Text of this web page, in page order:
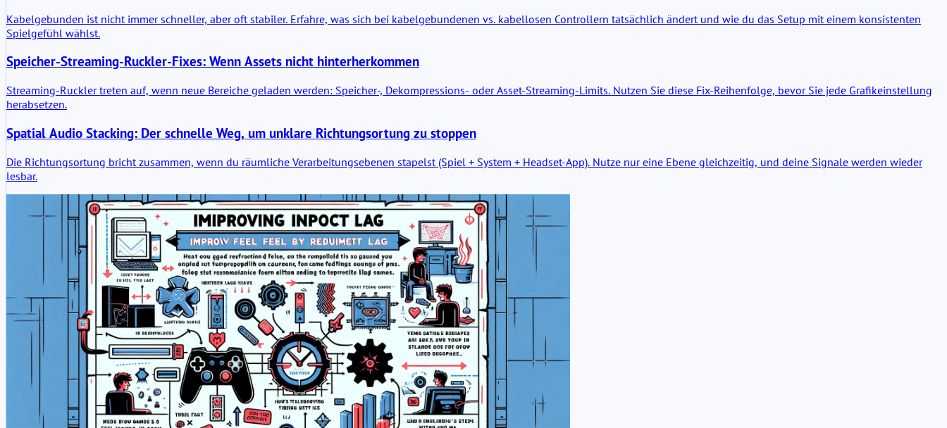
Kabelgebunden ist nicht immer schneller, aber oft stabiler. Erfahre, was sich bei kabelgebundenen vs. kabellosen Controllern tatsächlich ändert und wie du das Setup mit einem konsistenten
Spielgefühl wählst.
Speicher-Streaming-Ruckler-Fixes: Wenn Assets nicht hinterherkommen
Streaming-Ruckler treten auf, wenn neue Bereiche geladen werden: Speicher-, Dekompressions- oder Asset-Streaming-Limits. Nutzen Sie diese Fix-Reihenfolge, bevor Sie jede Grafikeinstellung
herabsetzen.
Spatial Audio Stacking: Der schnelle Weg, um unklare Richtungsortung zu stoppen
Die Richtungsortung bricht zusammen, wenn du räumliche Verarbeitungsebenen stapelst (Spiel + System + Headset-App). Nutze nur eine Ebene gleichzeitig, und deine Signale werden wieder
lesbar.